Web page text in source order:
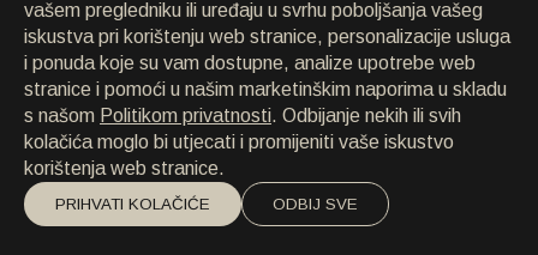
Sunday Funday
Ultimi od karnevala
PLAŽA
vašem pregledniku ili uređaju u svrhu poboljšanja vašeg
iskustva pri korištenju web stranice, personalizacije usluga
i ponuda koje su vam dostupne, analize upotrebe web
stranice i pomoći u našim marketinškim naporima u skladu
s našom Politikom privatnosti. Odbijanje nekih ili svih
kolačića moglo bi utjecati i promijeniti vaše iskustvo
korištenja web stranice.
PRIHVATI KOLAČIĆE ODBIJ SVE